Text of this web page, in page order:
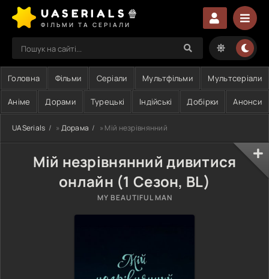
UASERIALS🍿
ФІЛЬМИ ТА СЕРІАЛИ
Головна Фільми Серіали Мультфільми Мультсеріали
Аніме Дорами Турецькі Індійські Добірки Анонси
UASerials » Дорама » Мій незрівнянний
Мій незрівнянний дивитися
онлайн (1 Сезон, BL)
MY BEAUTIFUL MAN